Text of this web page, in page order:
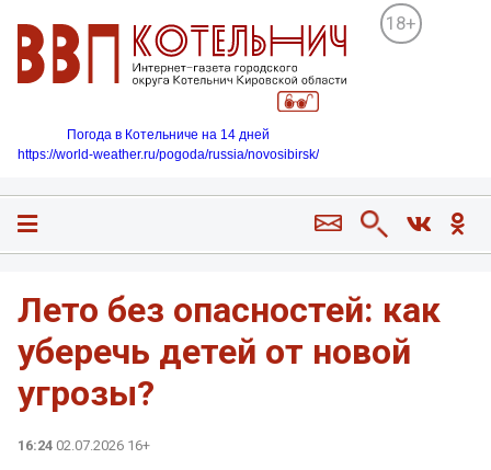
18+
Погода в Котельниче на 14 дней
https://world-weather.ru/pogoda/russia/novosibirsk/
Лето без опасностей: как
уберечь детей от новой
угрозы?
16:24 02.07.2026 16+